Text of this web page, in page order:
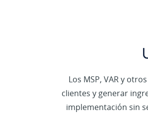
Los MSP, VAR y
clientes y generar
implementación sin